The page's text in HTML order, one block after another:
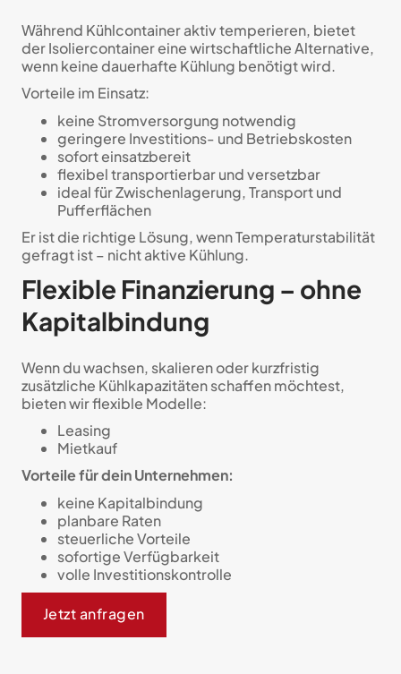
Während Kühlcontainer aktiv temperieren, bietet
der Isoliercontainer eine wirtschaftliche Alternative,
wenn keine dauerhafte Kühlung benötigt wird.
Vorteile im Einsatz:
keine Stromversorgung notwendig
geringere Investitions- und Betriebskosten
sofort einsatzbereit
flexibel transportierbar und versetzbar
ideal für Zwischenlagerung, Transport und
Pufferflächen
Er ist die richtige Lösung, wenn Temperaturstabilität
gefragt ist – nicht aktive Kühlung.
Flexible Finanzierung – ohne
Kapitalbindung
Wenn du wachsen, skalieren oder kurzfristig
zusätzliche Kühlkapazitäten schaffen möchtest,
bieten wir flexible Modelle:
Leasing
Mietkauf
Vorteile für dein Unternehmen:
keine Kapitalbindung
planbare Raten
steuerliche Vorteile
sofortige Verfügbarkeit
volle Investitionskontrolle
Jetzt anfragen